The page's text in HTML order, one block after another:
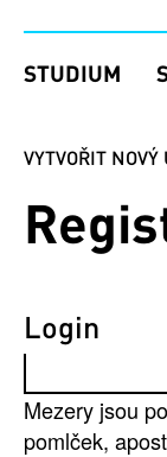
STUDIUM
Hlavní
VYTVOŘIT NOVÝ
Login
Mezery jsou
pomlček,